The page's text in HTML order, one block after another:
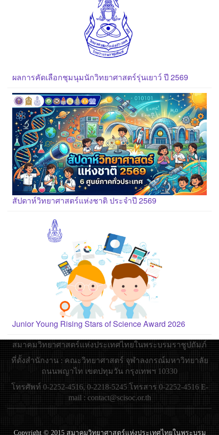
ผลการคัดเลือกชุมนุมนักวิทยาศาสตร์รุ่นเยาว์ ปี 2569
สัปดาห์วิทยาศาสตร์แห่งชาติ ประจำปี 2569
Junior Young Rising Stars of Science Award 2026
สมาคมวิทยาศาสตร์แห่งประเทศไทยในพระบรมราชูปถัมภ์
ที่ตั้งสำนักงาน : คณะวิทยาศาสตร์ จุฬาลงกรณ์มหาวิทยาลัย
ถนนพญาไท เขตปทุมวัน กรุงเทพฯ 10330
โทรศัพท์ 0-2252-4516, 0-2218-5245 โทรสาร 0-2252-4516 E-
mail : contact@scisoc.or.th
Copyright © 2015 สมาคมวิทยาศาสตร์แห่งประเทศไทยในพระบรม